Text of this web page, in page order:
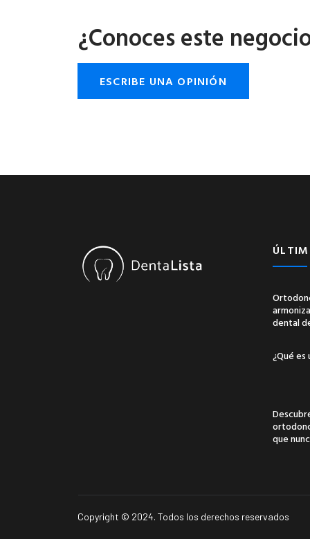
¿Conoces este
ESCRIBE UNA OPINIÓN
dental
¿Qué
que
Copyright © 2024. Todos los derechos reservados